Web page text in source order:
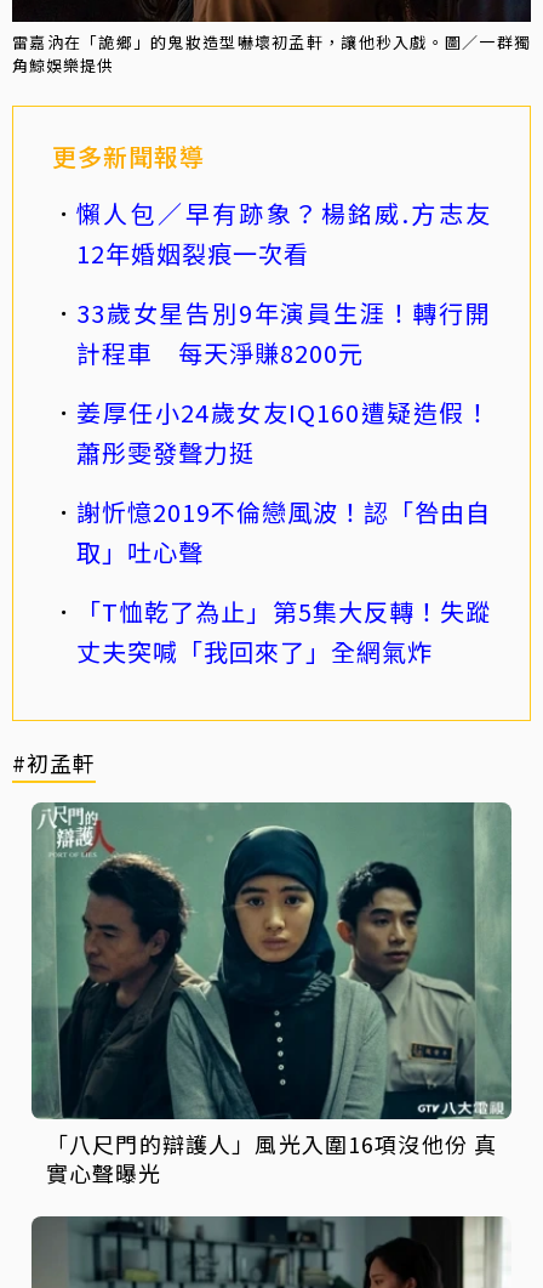
雷嘉汭在「詭鄉」的鬼妝造型嚇壞初孟軒，讓他秒入戲。圖／一群獨
角鯨娛樂提供
更多新聞報導
懶人包／早有跡象？楊銘威.方志友
12年婚姻裂痕一次看
33歲女星告別9年演員生涯！轉行開
計程車 每天淨賺8200元
姜厚任小24歲女友IQ160遭疑造假！
蕭彤雯發聲力挺
謝忻憶2019不倫戀風波！認「咎由自
取」吐心聲
「T恤乾了為止」第5集大反轉！失蹤
丈夫突喊「我回來了」全網氣炸
#初孟軒
「八尺門的辯護人」風光入圍16項沒他份 真
實心聲曝光